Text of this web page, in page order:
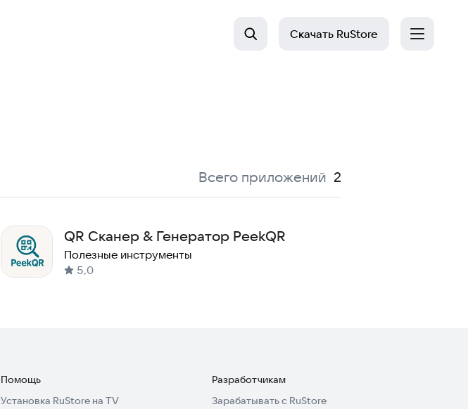
Скачать RuStore
Всего приложений 2
QR Сканер & Генератор PeekQR
Полезные инструменты
5,0
Помощь
Установка RuStore на TV
Разработчикам
Зарабатывать с RuStore